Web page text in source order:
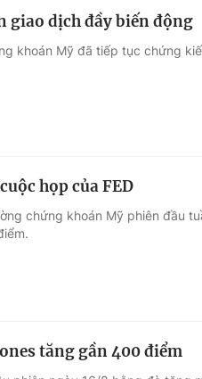
giao dịch đầy biến động
khoán Mỹ đã tiếp tục chứng
họp của FED
chứng khoán Mỹ phiên đầu
tăng gần 400 điểm